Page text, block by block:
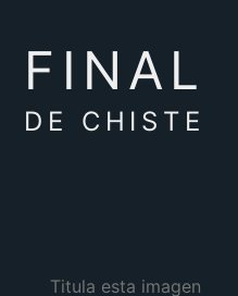
FINAL
DE CHISTE